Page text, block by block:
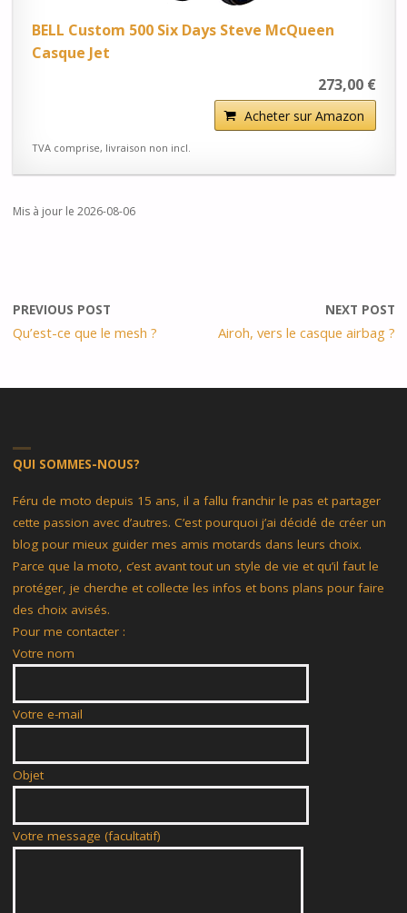
BELL Custom 500 Six Days Steve McQueen
Casque Jet
273,00 €
Acheter sur Amazon
TVA comprise, livraison non incl.
Mis à jour le 2026-08-06
PREVIOUS POST
Qu’est-ce que le mesh ?
NEXT POST
Airoh, vers le casque airbag ?
QUI SOMMES-NOUS?
Féru de moto depuis 15 ans, il a fallu franchir le pas et partager
cette passion avec d’autres. C’est pourquoi j’ai décidé de créer un
blog pour mieux guider mes amis motards dans leurs choix.
Parce que la moto, c’est avant tout un style de vie et qu’il faut le
protéger, je cherche et collecte les infos et bons plans pour faire
des choix avisés.
Pour me contacter :
Votre nom
Votre e-mail
Objet
Votre message (facultatif)